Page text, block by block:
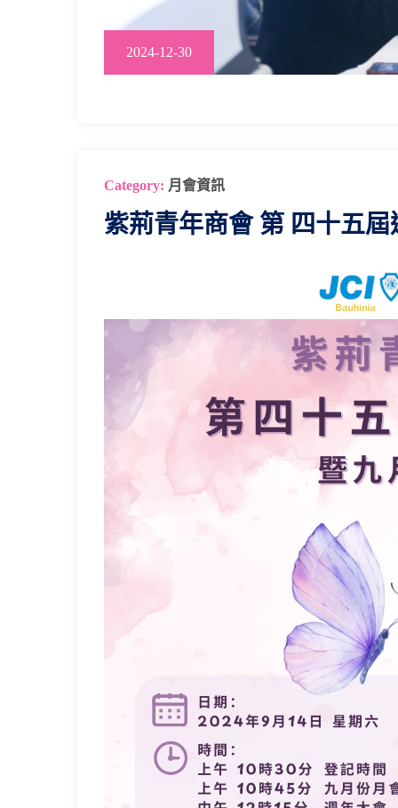
2024-12-30
Category: 月會資訊
紫荊⻘年商會 第 四十五